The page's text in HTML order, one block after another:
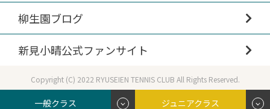
一般クラス ジュニアクラス
柳生園ブログ
新見小晴公式ファンサイト
Copyright (C) 2022 RYUSEIEN TENNIS CLUB All Rights Reserved.